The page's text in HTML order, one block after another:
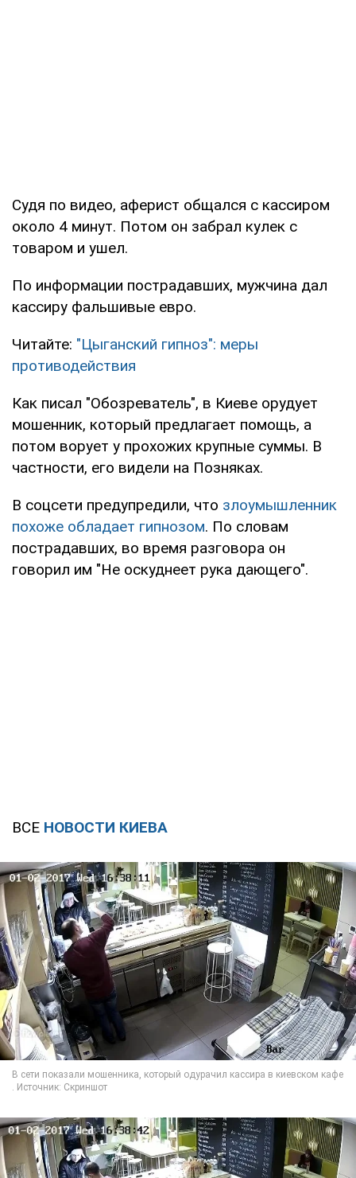
Судя по видео, аферист общался с кассиром
около 4 минут. Потом он забрал кулек с
товаром и ушел.
По информации пострадавших, мужчина дал
кассиру фальшивые евро.
Читайте: "Цыганский гипноз": меры
противодействия
Как писал "Обозреватель", в Киеве орудует
мошенник, который предлагает помощь, а
потом ворует у прохожих крупные суммы. В
частности, его видели на Позняках.
В соцсети предупредили, что злоумышленник
похоже обладает гипнозом. По словам
пострадавших, во время разговора он
говорил им "Не оскуднеет рука дающего".
ВСЕ НОВОСТИ КИЕВА